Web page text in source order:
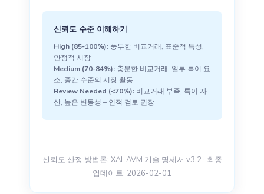
신뢰도 수준 이해하기
High (85-100%): 풍부한 비교거래, 표준적 특성,
안정적 시장
Medium (70-84%): 충분한 비교거래, 일부 특이 요
소, 중간 수준의 시장 활동
Review Needed (<70%): 비교거래 부족, 특이 자
산, 높은 변동성 – 인적 검토 권장
신뢰도 산정 방법론: XAI-AVM 기술 명세서 v3.2 · 최종
업데이트: 2026-02-01